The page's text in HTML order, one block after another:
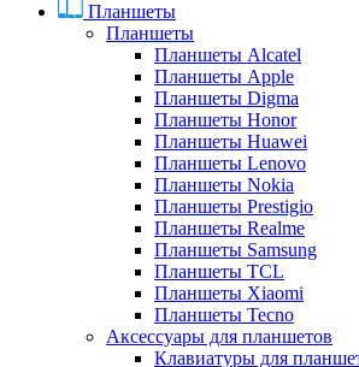
Планшеты
Планшеты
Планшеты Alcatel
Планшеты Apple
Планшеты Digma
Планшеты Honor
Планшеты Huawei
Планшеты Lenovo
Планшеты Nokia
Планшеты Prestigio
Планшеты Realme
Планшеты Samsung
Планшеты TCL
Планшеты Xiaomi
Планшеты Tecno
Аксессуары для планшетов
Клавиатуры для